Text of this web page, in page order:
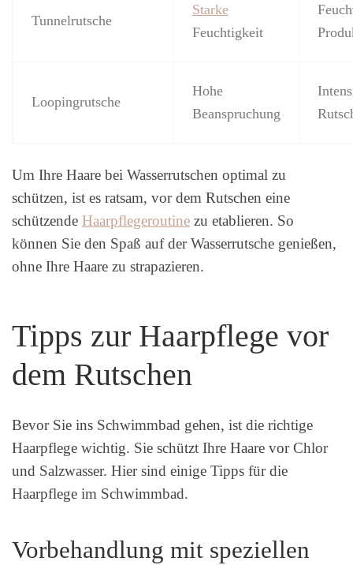
Tunnelrutsche
Starke
Feuchtigkeit
Loopingrutsche
Hohe
Beanspruchung
Um Ihre Haare bei Wasserrutschen optimal zu
schützen, ist es ratsam, vor dem Rutschen eine
schützende Haarpflegeroutine zu etablieren. So
können Sie den Spaß auf der Wasserrutsche genießen,
ohne Ihre Haare zu strapazieren.
Tipps zur Haarpflege vor
dem Rutschen
Bevor Sie ins Schwimmbad gehen, ist die richtige
Haarpflege wichtig. Sie schützt Ihre Haare vor Chlor
und Salzwasser. Hier sind einige Tipps für die
Haarpflege im Schwimmbad.
Vorbehandlung mit speziellen